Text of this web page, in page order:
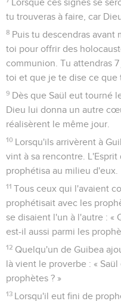
Lorsque ces signes se
tu trouveras à faire, car
8 Puis tu descendras avant
toi pour offrir des
communion. Tu attendras
toi et que je te dise ce que
9 Dès que Saül eut tourné
Dieu lui donna un autre
réalisèrent le même jour.
10 Lorsqu'ils arrivèrent à
vint à sa rencontre.
prophétisa au milieu d'eux.
11 Tous ceux qui l'avaient
prophétisait avec les
se disaient l'un à l'autre : «
est-il aussi parmi les
12 Quelqu'un de Guibea
là vient le proverbe : «
prophètes ? »
13 Lorsqu'il eut fini de